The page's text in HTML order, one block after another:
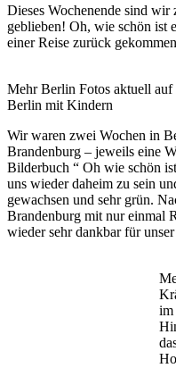
Dieses Wochenende sind wir zum ernten im August Garten zuhause
geblieben! Oh, wie schön ist
einer Reise zurück
Mehr Berlin Fotos aktuell auf
Berlin mit Kindern
Wir waren zwei Wochen in
Brandenburg – jeweils eine
Bilderbuch “ Oh wie schön
uns wieder daheim zu sein
gewachsen und sehr grün.
Brandenburg mit nur einmal
wieder sehr dankbar für
im